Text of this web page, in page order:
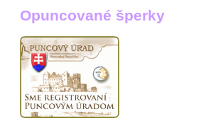
Opuncované šperky